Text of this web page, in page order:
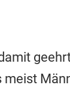
meist